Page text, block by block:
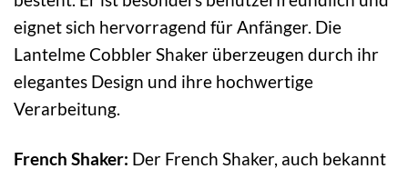
eignet sich hervorragend für Anfänger. Die
Lantelme Cobbler Shaker überzeugen durch ihr
elegantes Design und ihre hochwertige
Verarbeitung.
French Shaker: Der French Shaker, auch bekannt